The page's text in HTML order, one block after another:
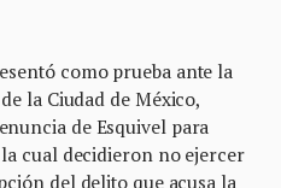
como prueba ante la
la Ciudad de México,
de Esquivel para
cual decidieron no ejercer
del delito que acusa la